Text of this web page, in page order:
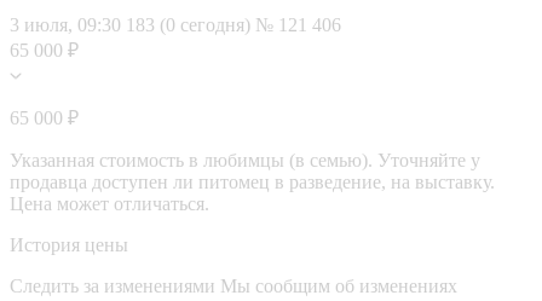
3 июля, 09:30 183 (0 сегодня) № 121 406
65 000 ₽
65 000 ₽
Указанная стоимость в любимцы (в семью). Уточняйте у
продавца доступен ли питомец в разведение, на выставку.
Цена может отличаться.
История цены
Следить за изменениями Мы сообщим об изменениях